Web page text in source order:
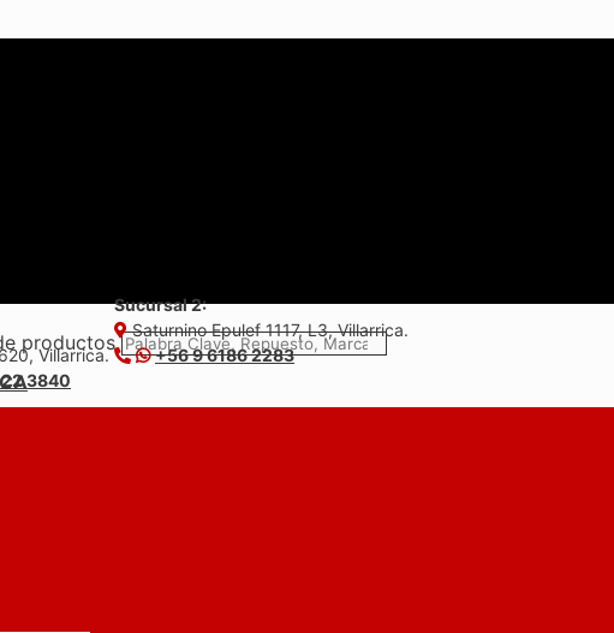
productos
Villarrica.
3840
Sucursal 2:
Saturnino Epulef 1117, L3, Villarrica.
+56 9 6186 2283